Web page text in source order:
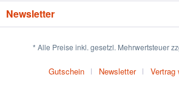
Newsletter
* Alle Preise inkl. gesetzl. Mehrwertsteuer
Gutschein Newsletter
Vertrag